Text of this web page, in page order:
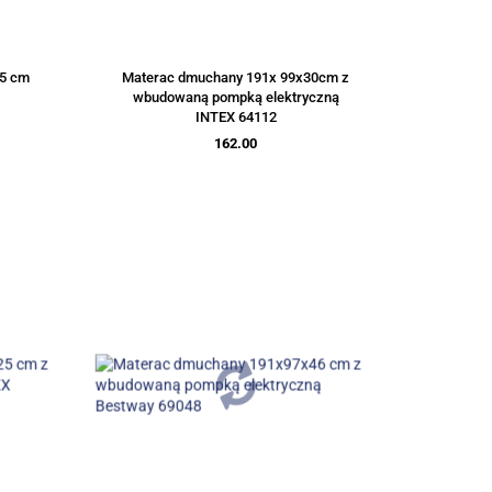
cm
Materac dmuchany 191x 99x30cm z
wbudowaną pompką elektryczną
INTEX 64112
162.00